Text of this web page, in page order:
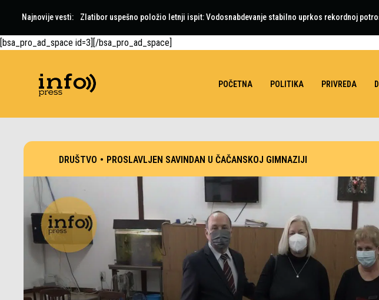
Najnovije vesti: Zlatibor uspešno položio letnji ispit: Vodosnabdevanje stabilno uprkos rekordnoj
[bsa_pro_ad_space id=3][/bsa_pro_ad_space]
POČETNA POLITIKA PRIVREDA
DRUŠTVO • PROSLAVLJEN SAVINDAN U ČAČANSKOJ GIMNAZIJI